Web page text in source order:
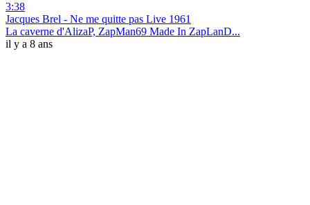
3:38
Jacques Brel - Ne me quitte pas Live 1961
La caverne d'AlizaP, ZapMan69 Made In ZapLanD...
il y a 8 ans